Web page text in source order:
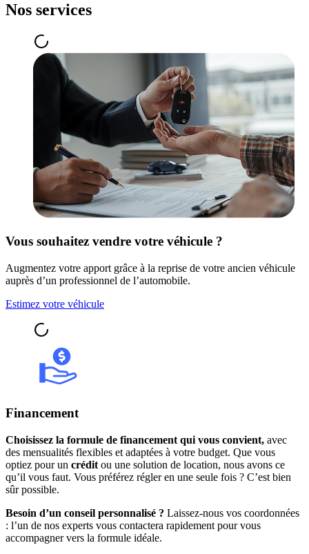
Nos services
Vous souhaitez vendre votre véhicule ?
Augmentez votre apport grâce à la reprise de votre ancien véhicule
auprès d’un professionnel de l’automobile.
Estimez votre véhicule
Financement
Choisissez la formule de financement qui vous convient, avec
des mensualités flexibles et adaptées à votre budget. Que vous
optiez pour un crédit ou une solution de location, nous avons ce
qu’il vous faut. Vous préférez régler en une seule fois ? C’est bien
sûr possible.
Besoin d’un conseil personnalisé ? Laissez-nous vos coordonnées
: l’un de nos experts vous contactera rapidement pour vous
accompagner vers la formule idéale.